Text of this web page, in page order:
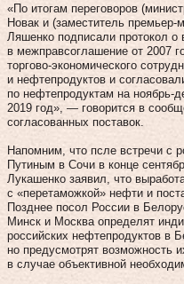
«По итогам переговоров
Новак и (заместитель
Ляшенко подписали протокол о
в межправсоглашение от 2007
торгово-экономического
и нефтепродуктов и
по нефтепродуктам на ноябрь-
2019 год», — говорится в
согласованных поставок.
Напомним, что псле встречи с
Путиным в Сочи в конце
Лукашенко заявил, что
с «перетаможкой» нефти и
Позднее посол России в
Минск и Москва определят
российских нефтепродуктов в
но предусмотрят возможность
в случае объективной